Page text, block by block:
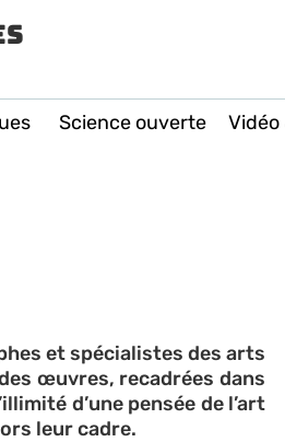
Science ouverte Vidéo
et spécialistes des arts
œuvres, recadrées dans
d’une pensée de l’art
leur cadre.